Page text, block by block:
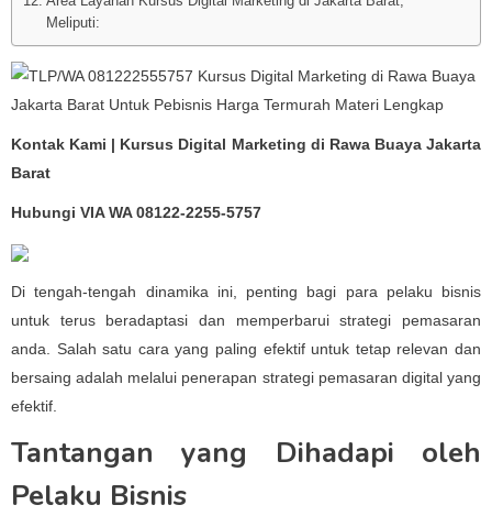
Meliputi:
Kontak Kami | Kursus Digital Marketing di Rawa Buaya Jakarta
Barat
Hubungi VIA WA 08122-2255-5757
Di tengah-tengah dinamika ini, penting bagi para pelaku bisnis
untuk terus beradaptasi dan memperbarui strategi pemasaran
anda. Salah satu cara yang paling efektif untuk tetap relevan dan
bersaing adalah melalui penerapan strategi pemasaran digital yang
efektif.
Tantangan yang Dihadapi oleh
Pelaku Bisnis